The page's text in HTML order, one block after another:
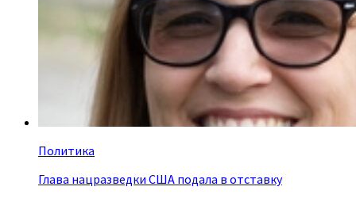
Политика
Глава нацразведки США подала в отставку